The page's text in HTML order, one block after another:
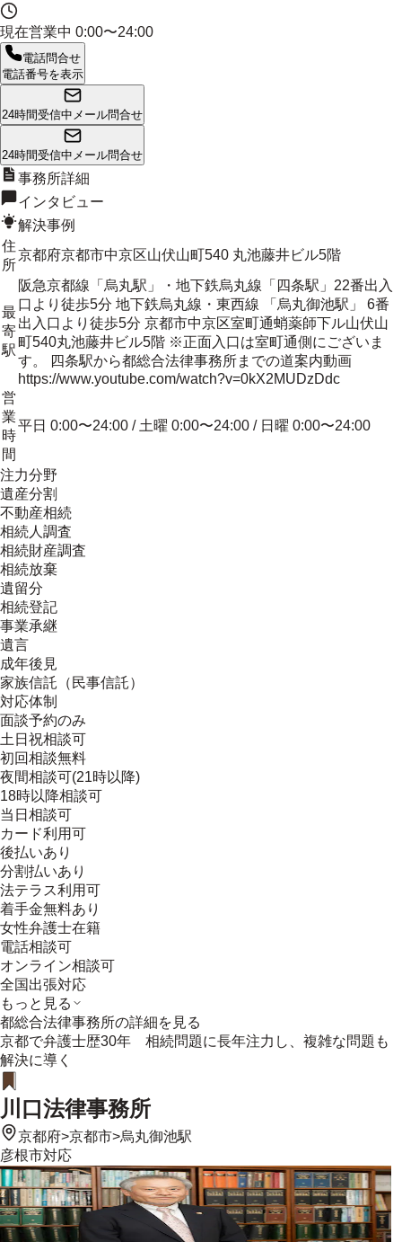
現在営業中 0:00〜24:00
電話問合せ
電話番号を表示
24時間受信中 メール問合せ
24時間受信中 メール問合せ
事務所詳細
インタビュー
解決事例
住
所
京都府京都市中京区山伏山町540 丸池藤井ビル5階
最
寄
駅
阪急京都線「烏丸駅」・地下鉄烏丸線「四条駅」22番出入
口より徒歩5分 地下鉄烏丸線・東西線 「烏丸御池駅」 6番
出入口より徒歩5分 京都市中京区室町通蛸薬師下ル山伏山
町540丸池藤井ビル5階 ※正面入口は室町通側にございま
す。 四条駅から都総合法律事務所までの道案内動画
https://www.youtube.com/watch?v=0kX2MUDzDdc
営
業
時
間
平日 0:00〜24:00 / 土曜 0:00〜24:00 / 日曜 0:00〜24:00
注力分野
遺産分割
不動産相続
相続人調査
相続財産調査
相続放棄
遺留分
相続登記
事業承継
遺言
成年後見
家族信託（民事信託）
対応体制
面談予約のみ
土日祝相談可
初回相談無料
夜間相談可(21時以降)
18時以降相談可
当日相談可
カード利用可
後払いあり
分割払いあり
法テラス利用可
着手金無料あり
女性弁護士在籍
電話相談可
オンライン相談可
全国出張対応
もっと見る
都総合法律事務所の詳細を見る
京都で弁護士歴30年 相続問題に長年注力し、複雑な問題も
解決に導く
川口法律事務所
京都府>京都市>烏丸御池駅
彦根市対応